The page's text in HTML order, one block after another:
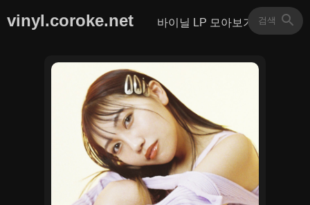
vinyl.coroke.net 바이닐 LP 모아보기